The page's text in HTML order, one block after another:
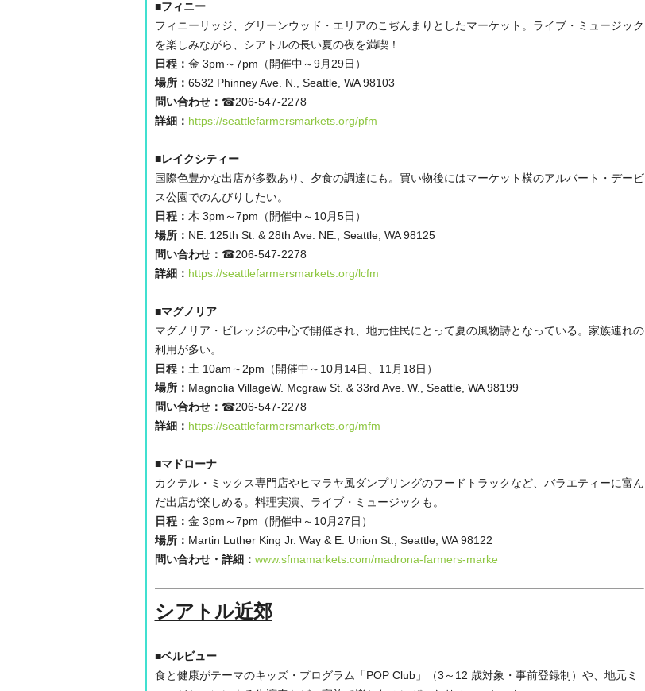
■フィニー
フィニーリッジ、グリーンウッド・エリアのこぢんまりとしたマーケット。ライブ・ミュージック
を楽しみながら、シアトルの長い夏の夜を満喫！
日程： 金 3pm～7pm（開催中～9月29日）
場所： 6532 Phinney Ave. N., Seattle, WA 98103
問い合わせ： ☎206-547-2278
詳細： https://seattlefarmersmarkets.org/pfm
■レイクシティー
国際色豊かな出店が多数あり、夕食の調達にも。買い物後にはマーケット横のアルバート・デービ
ス公園でのんびりしたい。
日程： 木 3pm～7pm（開催中～10月5日）
場所： NE. 125th St. & 28th Ave. NE., Seattle, WA 98125
問い合わせ： ☎206-547-2278
詳細： https://seattlefarmersmarkets.org/lcfm
■マグノリア
マグノリア・ビレッジの中心で開催され、地元住民にとって夏の風物詩となっている。 家族連れの
利用が多い。
日程： 土 10am～2pm（開催中～10月14日、11月18日）
場所： Magnolia VillageW. Mcgraw St. & 33rd Ave. W., Seattle, WA 98199
問い合わせ： ☎206-547-2278
詳細： https://seattlefarmersmarkets.org/mfm
■マドローナ
カクテル・ミックス専門店やヒマラヤ風ダンプリングのフードトラックなど、バラエティーに富ん
だ出店が楽しめる。料理実演、ライブ・ミュージックも。
日程： 金 3pm～7pm（開催中～10月27日）
場所： Martin Luther King Jr. Way & E. Union St., Seattle, WA 98122
問い合わせ・詳細： www.sfmamarkets.com/madrona-farmers-marke
シアトル近郊
■ベルビュー
食と健康がテーマのキッズ・プログラム「POP Club」（3～12 歳対象・事前登録制）や、地元ミ